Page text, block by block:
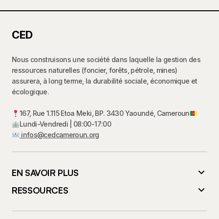
CED
Nous construisons une société dans laquelle la gestion des
ressources naturelles (foncier, forêts, pétrole, mines)
assurera, à long terme, la durabilité sociale, économique et
écologique.
167, Rue 1.115 Etoa Meki, BP. 3430 Yaoundé, Cameroun
Lundi-Vendredi | 08:00-17:00
infos@cedcameroun.org
EN SAVOIR PLUS
RESSOURCES